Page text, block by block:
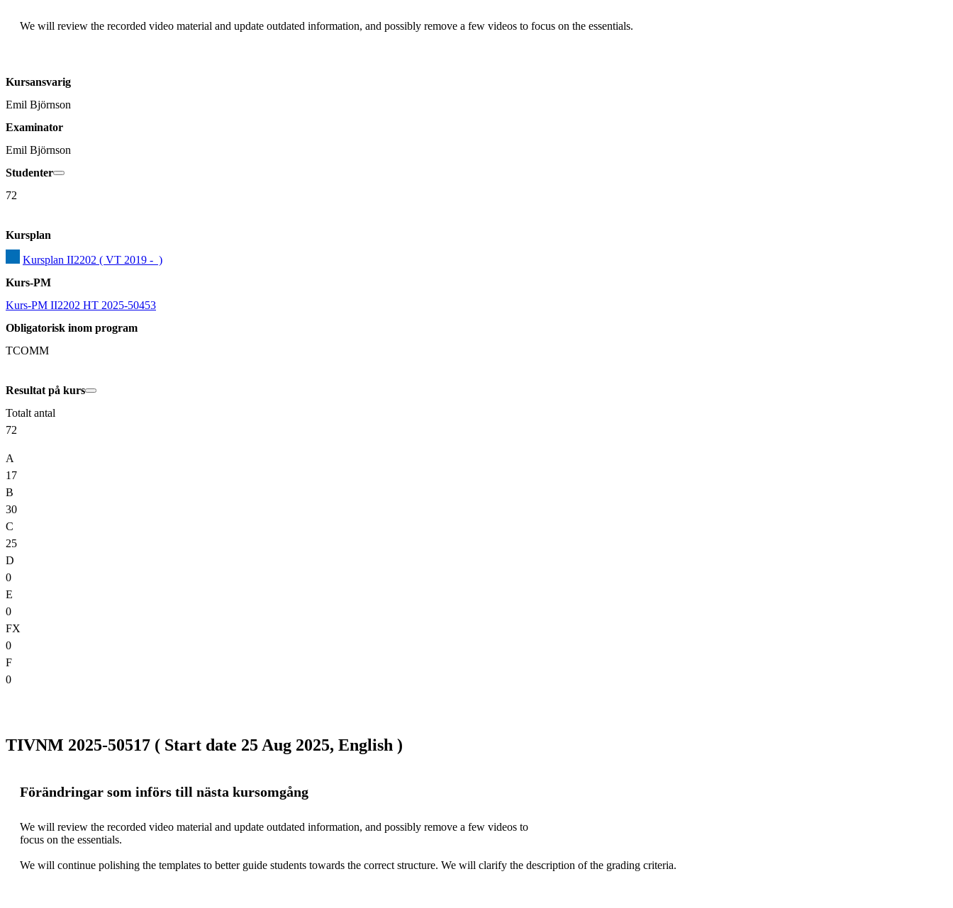
We will review the recorded video material and update outdated information, and possibly remove a few videos to focus on the essentials.
Kursansvarig
Emil Björnson
Examinator
Emil Björnson
Studenter
72
Kursplan
Kursplan II2202 ( VT 2019 -  )
Kurs-PM
Kurs-PM II2202 HT 2025-50453
Obligatorisk inom program
TCOMM
Resultat på kurs
Totalt antal
72
A
17
B
30
C
25
D
0
E
0
FX
0
F
0
TIVNM 2025-50517 ( Start date 25 Aug 2025, English )
Förändringar som införs till nästa kursomgång
We will review the recorded video material and update outdated information, and possibly remove a few videos to
focus on the essentials.
We will continue polishing the templates to better guide students towards the correct structure. We will clarify the description of the grading criteria.